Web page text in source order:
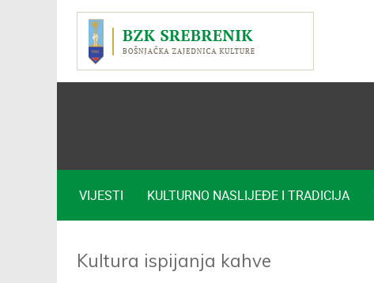
VIJESTI KULTURNO NASLIJEĐE I TRADICIJA
Kultura ispijanja kahve